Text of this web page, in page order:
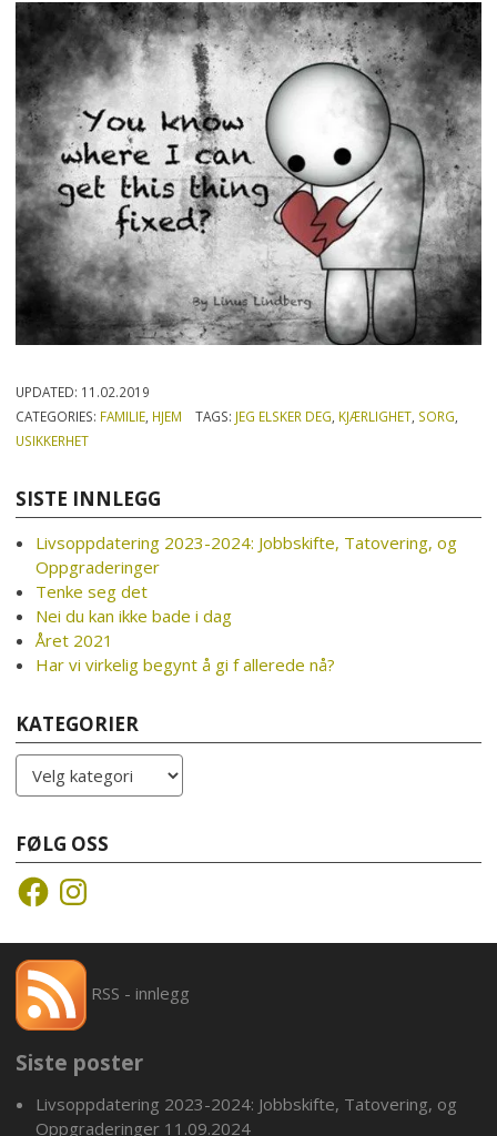
UPDATED: 11.02.2019
CATEGORIES: FAMILIE, HJEM TAGS: JEG ELSKER DEG, KJÆRLIGHET, SORG,
USIKKERHET
SISTE INNLEGG
Livsoppdatering 2023-2024: Jobbskifte, Tatovering, og
Oppgraderinger
Tenke seg det
Nei du kan ikke bade i dag
Året 2021
Har vi virkelig begynt å gi f allerede nå?
KATEGORIER
Kategorier
FØLG OSS
FacebookInstagram
RSS - innlegg
Siste poster
Livsoppdatering 2023-2024: Jobbskifte, Tatovering, og
Oppgraderinger 11.09.2024